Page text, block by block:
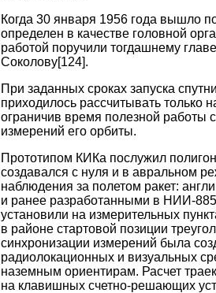
Когда 30 января 1956 года вышло
определен в качестве головной
работой поручили тогдашнему
Соколову[124].
При заданных сроках запуска
приходилось рассчитывать только
ограничив время полезной работы
измерений его орбиты.
Прототипом КИКа послужил
создавался с нуля и в авральном
наблюдения за полетом ракет:
и ранее разработанными в НИИ-
установили на измерительных
в районе стартовой позиции
синхронизации измерений была
радиолокационных и визуальных
наземным ориентирам. Расчет
на клавишных счетно-решающих